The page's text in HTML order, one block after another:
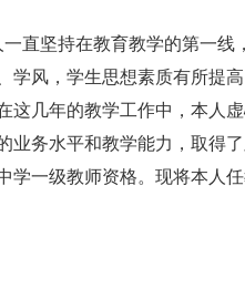
直坚持在教育教学的第一线
学风，学生思想素质有所提
这几年的教学工作中，本人
业务水平和教学能力，取得
学一级教师资格。现将本人